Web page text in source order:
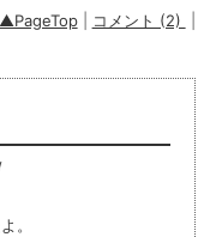
▲PageTop| コメント (2)
。